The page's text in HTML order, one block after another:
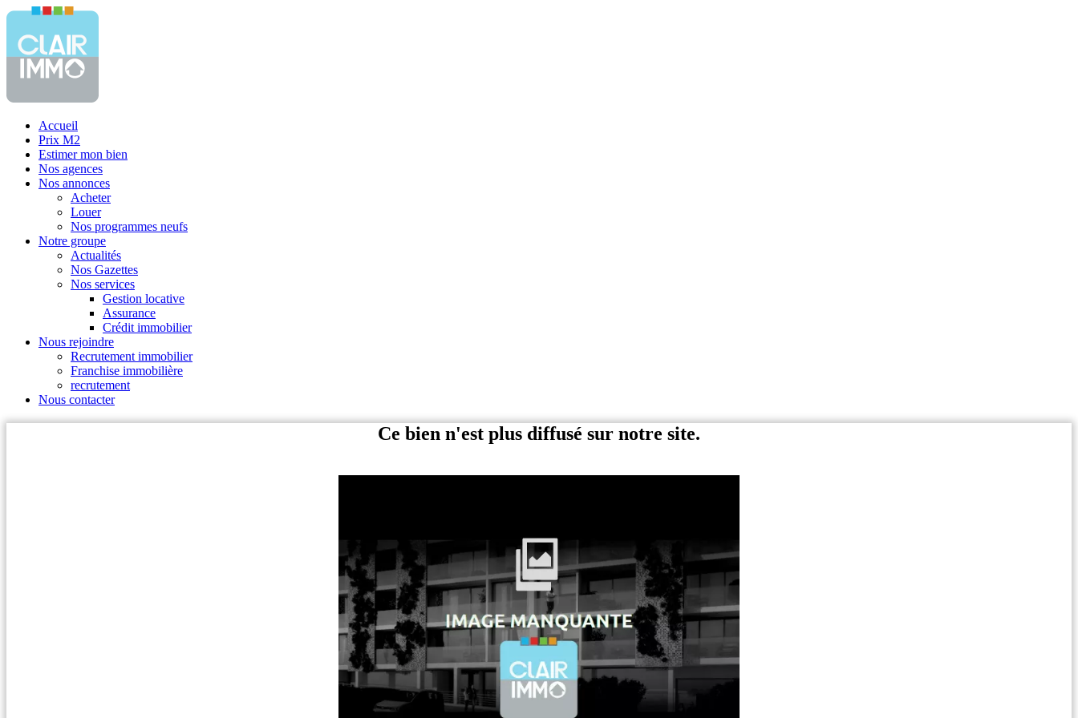
Accueil
Prix M2
Estimer mon bien
Nos agences
Nos annonces
Acheter
Louer
Nos programmes neufs
Notre groupe
Actualités
Nos Gazettes
Nos services
Gestion locative
Assurance
Crédit immobilier
Nous rejoindre
Recrutement immobilier
Franchise immobilière
recrutement
Nous contacter
Ce bien n'est plus diffusé sur notre site.